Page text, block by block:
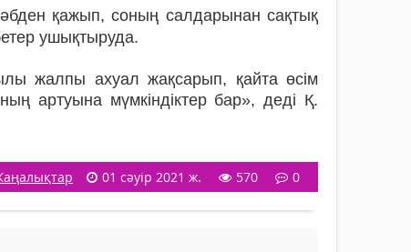
қажып, соның салдарынан сақтық
ушықтыруда.
жалпы ахуал жақсарып, қайта өсім
артуына мүмкіндіктер бар», деді Қ.
01 сәуір 2021 ж. 570 0